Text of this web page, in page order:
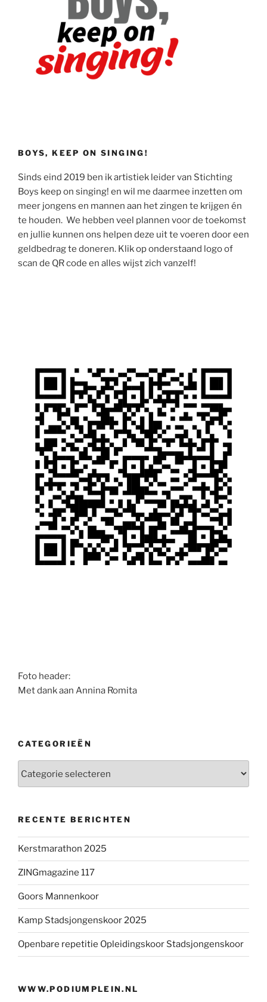
BOYS, KEEP ON SINGING!
Sinds eind 2019 ben ik artistiek leider van Stichting
Boys keep on singing! en wil me daarmee inzetten om
meer jongens en mannen aan het zingen te krijgen én
te houden. We hebben veel plannen voor de toekomst
en jullie kunnen ons helpen deze uit te voeren door een
geldbedrag te doneren. Klik op onderstaand logo of
scan de QR code en alles wijst zich vanzelf!
Foto header:
Met dank aan Annina Romita
CATEGORIEËN
RECENTE BERICHTEN
Kerstmarathon 2025
ZINGmagazine 117
Goors Mannenkoor
Kamp Stadsjongenskoor 2025
Openbare repetitie Opleidingskoor Stadsjongenskoor
WWW.PODIUMPLEIN.NL